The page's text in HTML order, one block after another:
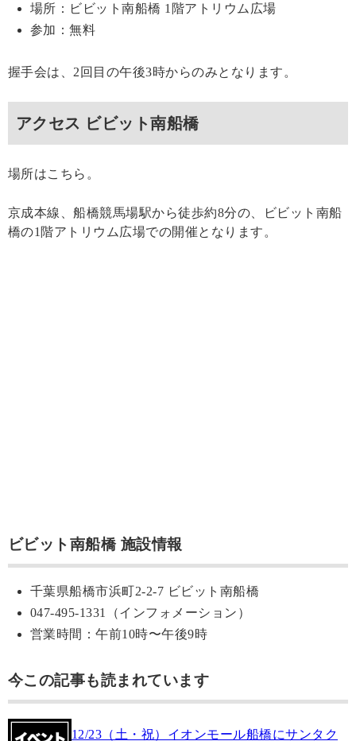
場所：ビビット南船橋 1階アトリウム広場
参加：無料
握手会は、2回目の午後3時からのみとなります。
アクセス ビビット南船橋
場所はこちら。
京成本線、船橋競馬場駅から徒歩約8分の、ビビット南船
橋の1階アトリウム広場での開催となります。
ビビット南船橋 施設情報
千葉県船橋市浜町2-2-7 ビビット南船橋
047-495-1331（インフォメーション）
営業時間：午前10時〜午後9時
今この記事も読まれています
12/23（土・祝）イオンモール船橋にサンタク